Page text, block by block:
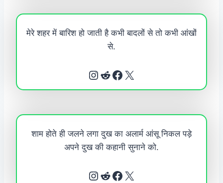
मेरे शहर में बारिश हो जाती है कभी बादलों से तो कभी आंखों
से.
Instagram Reddit Facebook X
शाम होते ही जलने लगा दुख का अलार्म आंसू निकल पड़े
अपने दुख की कहानी सुनाने को.
Instagram Reddit Facebook X